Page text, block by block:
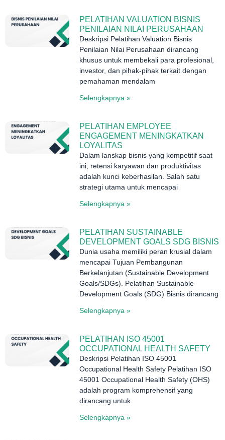
PELATIHAN VALUATION BISNIS
PENILAIAN NILAI PERUSAHAAN
Deskripsi Pelatihan Valuation Bisnis
Penilaian Nilai Perusahaan dirancang
khusus untuk membekali para profesional,
investor, dan pihak-pihak terkait dengan
pemahaman mendalam
Selengkapnya »
PELATIHAN EMPLOYEE
ENGAGEMENT MENINGKATKAN
LOYALITAS
Dalam lanskap bisnis yang kompetitif saat
ini, retensi karyawan dan produktivitas
adalah kunci keberhasilan. Salah satu
strategi utama untuk mencapai
Selengkapnya »
PELATIHAN SUSTAINABLE
DEVELOPMENT GOALS SDG BISNIS
Dunia usaha memiliki peran krusial dalam
mencapai Tujuan Pembangunan
Berkelanjutan (Sustainable Development
Goals/SDGs). Pelatihan Sustainable
Development Goals (SDG) Bisnis dirancang
Selengkapnya »
PELATIHAN ISO 45001
OCCUPATIONAL HEALTH SAFETY
Deskripsi Pelatihan ISO 45001
Occupational Health Safety Pelatihan ISO
45001 Occupational Health Safety (OHS)
adalah program komprehensif yang
dirancang untuk
Selengkapnya »